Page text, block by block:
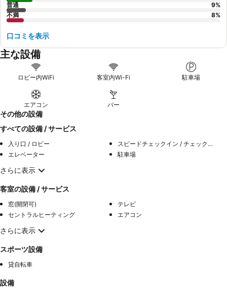
普通
9%
不満
8%
口コミを表示
主な設備
ロビー内WiFi 客室内Wi-Fi 駐車場
エアコン バー
その他の設備
すべての設備 / サービス
入り口 / ロビー
スピードチェックイン / チェックアウト
エレベーター
駐車場
さらに表示
客室の設備 / サービス
窓(開閉可)
テレビ
セントラルヒーティング
エアコン
さらに表示
スポーツ設備
貸自転車
設備